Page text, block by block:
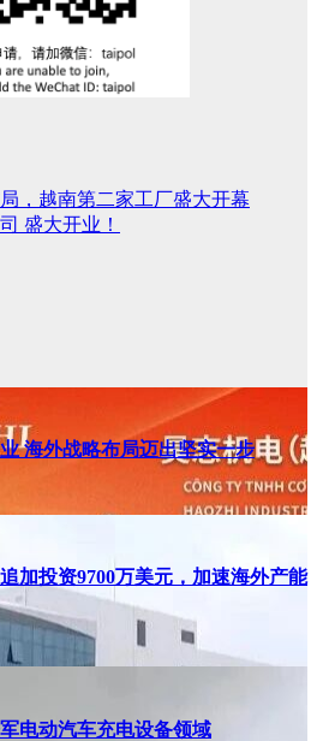
，越南第二家工厂盛大开幕
盛大开业！
海外战略布局迈出坚实一步
加投资9700万美元，加速海外产能
电动汽车充电设备领域